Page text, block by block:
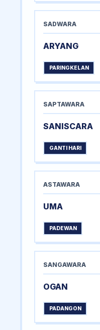
SADWARA
ARYANG
PARINGKELAN
SAPTAWARA
SANISCARA
GANTI HARI
ASTAWARA
UMA
PADEWAN
SANGAWARA
OGAN
PADANGON